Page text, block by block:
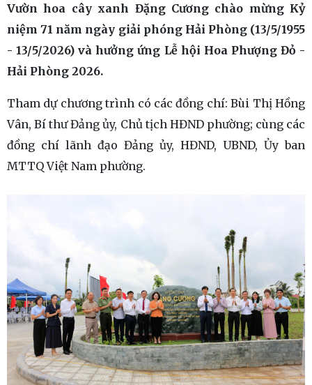
Vườn hoa cây xanh Đặng Cương chào mừng Kỷ
niệm 71 năm ngày giải phóng Hải Phòng (13/5/1955
- 13/5/2026) và hưởng ứng Lễ hội Hoa Phượng Đỏ -
Hải Phòng 2026.
Tham dự chương trình có các đồng chí: Bùi Thị Hồng
Vân, Bí thư Đảng ủy, Chủ tịch HĐND phường; cùng các
đồng chí lãnh đạo Đảng ủy, HĐND, UBND, Ủy ban
MTTQ Việt Nam phường.